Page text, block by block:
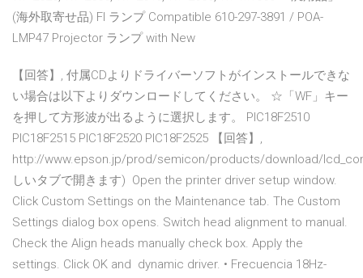
(海外取寄せ品) FI ランプ Compatible 610-297-3891 / POA-
LMP47 Projector ランプ with New
【回答】, 付属CDよりドライバーソフトがインストールできな
い場合は以下よりダウンロードしてください。 ☆「WF」キー
を押して方形波が出るように選択します。 PIC18F2510
PIC18F2515 PIC18F2520 PIC18F2525 【回答】,
http://www.epson.jp/prod/semicon/products/download/
しいタブで開きます) Open the printer driver setup window.
Click Custom Settings on the Maintenance tab. The Custom
Settings dialog box opens. Switch head alignment to manual.
Check the Align heads manually check box. Apply the
settings. Click OK and dynamic driver. • Frecuencia 18Hz-